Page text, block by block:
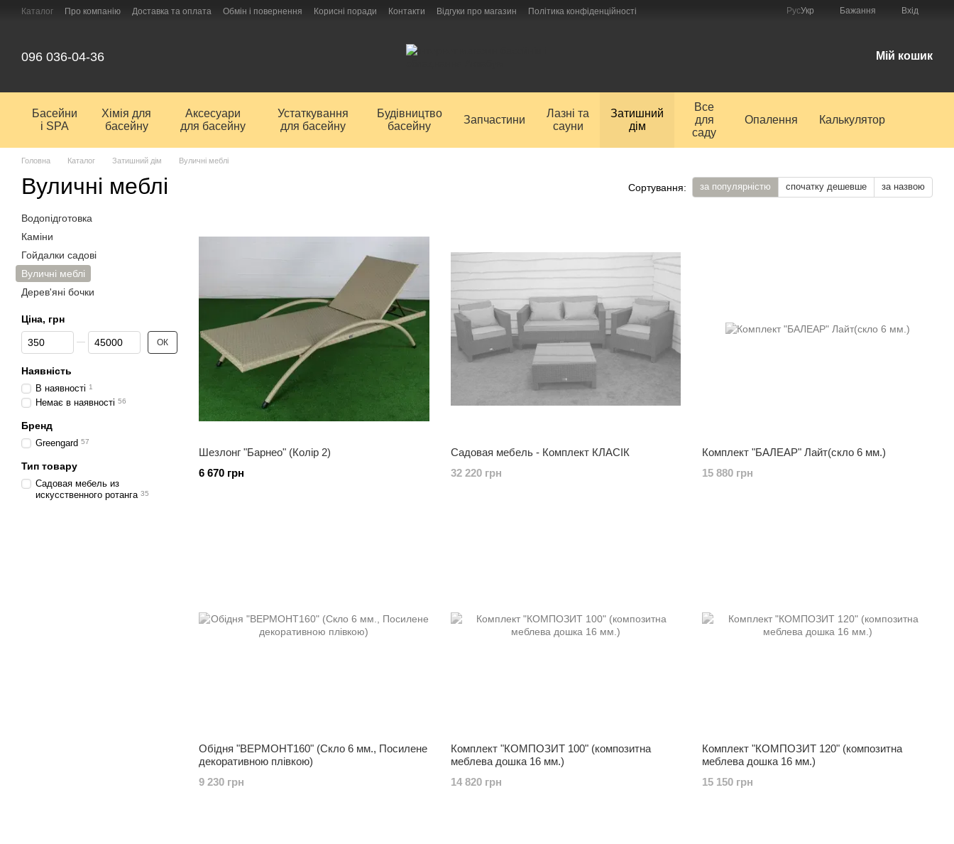
Перейти до основного контенту
Каталог Про компанію Доставка та оплата Обмін і повернення Корисні поради Контакти Відгуки про магазин Політика конфіденційності РусУкр Бажання Вхід
096 036-04-36 Мій кошик
Басейни
і SPA
Хімія для
басейну
Аксесуари
для басейну
Устаткування
для басейну
Будівництво
басейну
Запчастини
Лазні та
сауни
Затишний
дім
Все
для
саду
Опалення Калькулятор
Головна Каталог Затишний дім Вуличні меблі
Вуличні меблі Сортування: за популярністю спочатку дешевше за назвою
Шезлонг "Барнео" (Колір 2)
6 670 грн
Садовая мебель - Комплект КЛАСІК
32 220 грн
Комплект "БАЛЕАР" Лайт(скло 6 мм.)
15 880 грн
Обідня "ВЕРМОНТ160" (Скло 6 мм., Посилене
декоративною плівкою)
9 230 грн
Комплект "КОМПОЗИТ 100" (композитна
меблева дошка 16 мм.)
14 820 грн
Комплект "КОМПОЗИТ 120" (композитна
меблева дошка 16 мм.)
15 150 грн
Водопідготовка
Каміни
Гойдалки садові
Вуличні меблі
Дерев'яні бочки
Ціна, грн
Від Ціна, грн
До Ціна, грн ОК
Наявність
В наявності 1
Немає в наявності 56
Бренд
Greengard 57
Тип товару
Садовая мебель из
искусственного ротанга 35